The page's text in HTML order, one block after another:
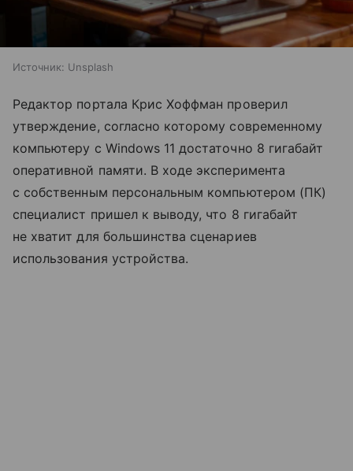
Источник: Unsplash
Редактор портала Крис Хоффман проверил
утверждение, согласно которому современному
компьютеру с Windows 11 достаточно 8 гигабайт
оперативной памяти. В ходе эксперимента
с собственным персональным компьютером (ПК)
специалист пришел к выводу, что 8 гигабайт
не хватит для большинства сценариев
использования устройства.